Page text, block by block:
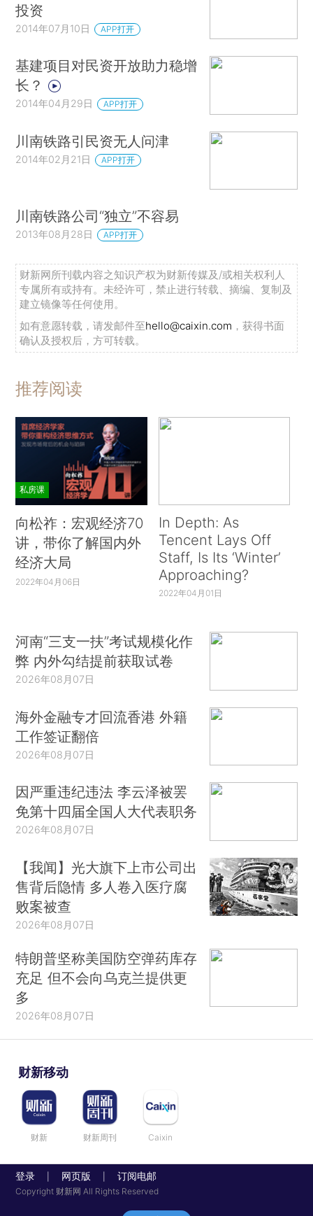
投资
2014年07月10日 APP打开
基建项目对民资开放助力稳增
长？
2014年04月29日 APP打开
川南铁路引民资无人问津
2014年02月21日 APP打开
川南铁路公司“独立”不容易
2013年08月28日 APP打开
财新网所刊载内容之知识产权为财新传媒及/或相关权利人
专属所有或持有。未经许可，禁止进行转载、摘编、复制及
建立镜像等任何使用。
如有意愿转载，请发邮件至hello@caixin.com ，获得书面
确认及授权后，方可转载。
推荐阅读
私房课
向松祚：宏观经济70
讲，带你了解国内外
经济大局
2022年04月06日
In Depth: As
Tencent Lays Off
Staff, Is Its ‘Winter’
Approaching?
2022年04月01日
河南“三支一扶”考试规模化作
弊 内外勾结提前获取试卷
2026年08月07日
海外金融专才回流香港 外籍
工作签证翻倍
2026年08月07日
因严重违纪违法 李云泽被罢
免第十四届全国人大代表职务
2026年08月07日
【我闻】光大旗下上市公司出
售背后隐情 多人卷入医疗腐
败案被查
2026年08月07日
特朗普坚称美国防空弹药库存
充足 但不会向乌克兰提供更
多
2026年08月07日
财新移动
财新 财新周刊 Caixin
登录 网页版 订阅电邮
Copyright 财新网 All Rights Reserved